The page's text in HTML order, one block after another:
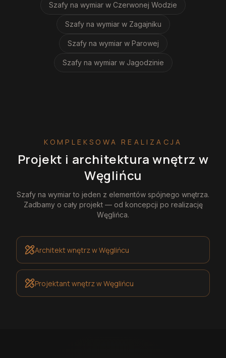
Szafy na wymiar w Czerwonej Wodzie
Szafy na wymiar w Zagajniku
Szafy na wymiar w Parowej
Szafy na wymiar w Jagodzinie
KOMPLEKSOWA REALIZACJA
Projekt i architektura wnętrz w
Węglińcu
Szafy na wymiarto jeden z elementów spójnego wnętrza.
Zadbamy o cały projekt — od koncepcji po realizację
Węglińca.
Architekt wnętrzw Węglińcu
Projektant wnętrzw Węglińcu